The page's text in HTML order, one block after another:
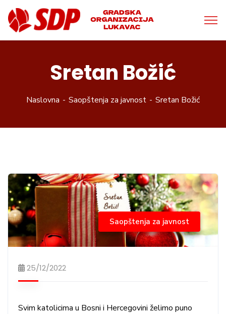
Sretan Božić
Naslovna Saopštenja za javnost Sretan Božić
Saopštenja za javnost
25/12/2022
Svim katolicima u Bosni i Hercegovini želimo puno